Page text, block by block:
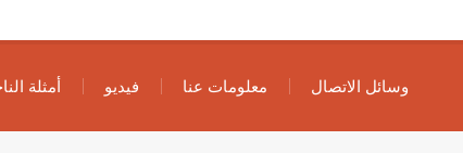
أمثلة فيديو معلومات عنا وسائل الاتصال